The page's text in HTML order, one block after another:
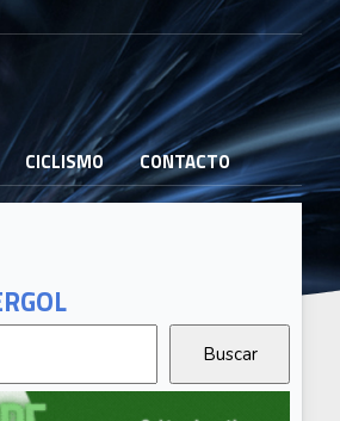
CICLISMO CONTACTO